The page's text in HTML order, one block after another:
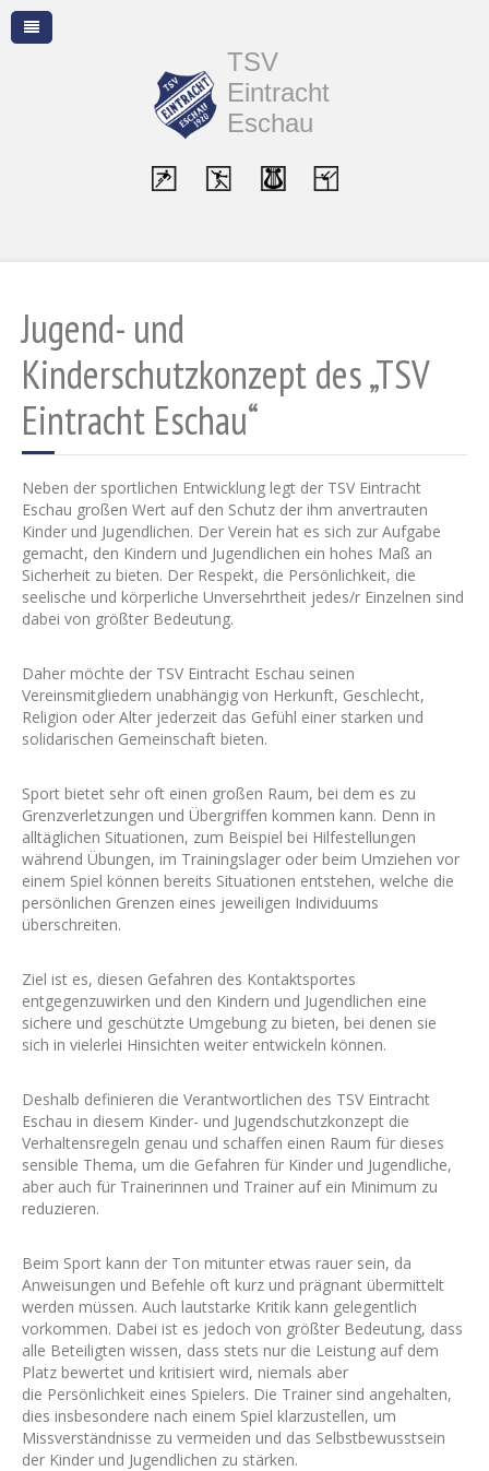
TSV
Eintracht
Eschau
Jugend- und
Kinderschutzkonzept des „TSV
Eintracht Eschau“
Neben der sportlichen Entwicklung legt der TSV Eintracht
Eschau großen Wert auf den Schutz der ihm anvertrauten
Kinder und Jugendlichen. Der Verein hat es sich zur Aufgabe
gemacht, den Kindern und Jugendlichen ein hohes Maß an
Sicherheit zu bieten. Der Respekt, die Persönlichkeit, die
seelische und körperliche Unversehrtheit jedes/r Einzelnen sind
dabei von größter Bedeutung.
Daher möchte der TSV Eintracht Eschau seinen
Vereinsmitgliedern unabhängig von Herkunft, Geschlecht,
Religion oder Alter jederzeit das Gefühl einer starken und
solidarischen Gemeinschaft bieten.
Sport bietet sehr oft einen großen Raum, bei dem es zu
Grenzverletzungen und Übergriffen kommen kann. Denn in
alltäglichen Situationen, zum Beispiel bei Hilfestellungen
während Übungen, im Trainingslager oder beim Umziehen vor
einem Spiel können bereits Situationen entstehen, welche die
persönlichen Grenzen eines jeweiligen Individuums
überschreiten.
Ziel ist es, diesen Gefahren des Kontaktsportes
entgegenzuwirken und den Kindern und Jugendlichen eine
sichere und geschützte Umgebung zu bieten, bei denen sie
sich in vielerlei Hinsichten weiter entwickeln können.
Deshalb definieren die Verantwortlichen des TSV Eintracht
Eschau in diesem Kinder- und Jugendschutzkonzept die
Verhaltensregeln genau und schaffen einen Raum für dieses
sensible Thema, um die Gefahren für Kinder und Jugendliche,
aber auch für Trainerinnen und Trainer auf ein Minimum zu
reduzieren.
Beim Sport kann der Ton mitunter etwas rauer sein, da
Anweisungen und Befehle oft kurz und prägnant übermittelt
werden müssen. Auch lautstarke Kritik kann gelegentlich
vorkommen. Dabei ist es jedoch von größter Bedeutung, dass
alle Beteiligten wissen, dass stets nur die Leistung auf dem
Platz bewertet und kritisiert wird, niemals aber
die Persönlichkeit eines Spielers. Die Trainer sind angehalten,
dies insbesondere nach einem Spiel klarzustellen, um
Missverständnisse zu vermeiden und das Selbstbewusstsein
der Kinder und Jugendlichen zu stärken.